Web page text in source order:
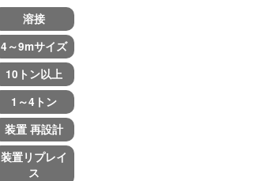
溶接
4～9mサイズ
10トン以上
1～4トン
装置 再設計
装置リプレイ
ス